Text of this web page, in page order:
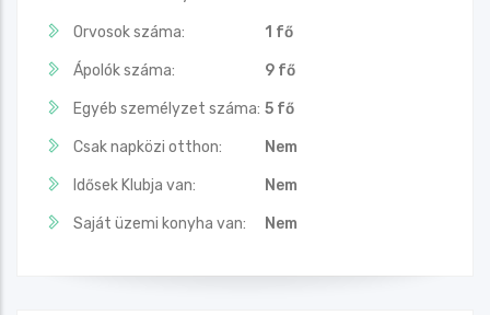
Orvosok száma: 1 fő
Ápolók száma: 9 fő
Egyéb személyzet száma: 5 fő
Csak napközi otthon: Nem
Idősek Klubja van: Nem
Saját üzemi konyha van: Nem